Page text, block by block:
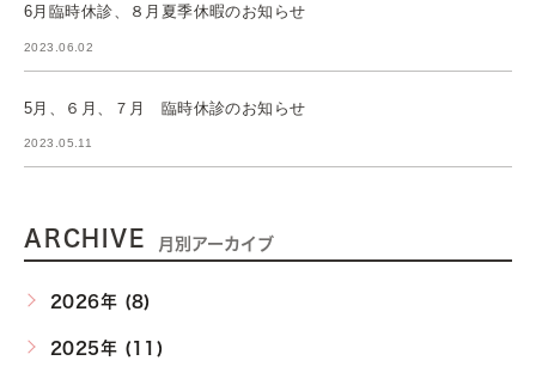
6月臨時休診、８月夏季休暇のお知らせ
2023.06.02
5月、６月、７月 臨時休診のお知らせ
2023.05.11
ARCHIVE 月別アーカイブ
2026年 (8)
2025年 (11)